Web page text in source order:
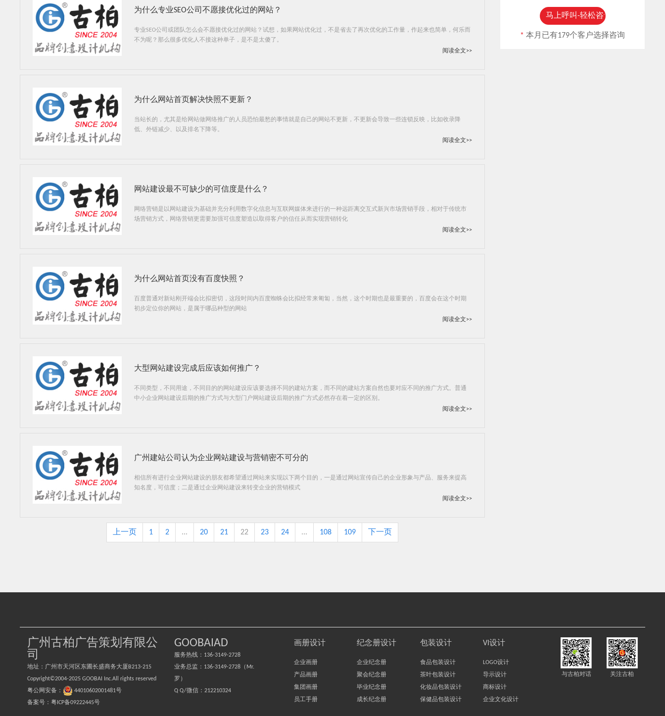
为什么专业SEO公司不愿接优化过的网站？
专业SEO公司或团队怎么会不愿接优化过的网站？试想，如果网站优化过，不是省去了再次优化的工作量，作起来也简单，何乐而
不为呢？那么很多优化人不接这种单子，是不是太傻了。
阅读全文>>
为什么网站首页解决快照不更新？
当站长的，尤其是给网站做网络推广的人员恐怕最愁的事情就是自己的网站不更新，不更新会导致一些连锁反映，比如收录降
低、外链减少、以及排名下降等。
阅读全文>>
网站建设最不可缺少的可信度是什么？
网络营销是以网站建设为基础并充分利用数字化信息与互联网媒体来进行的一种远距离交互式新兴市场营销手段，相对于传统市
场营销方式，网络营销更需要加强可信度塑造以取得客户的信任从而实现营销转化
阅读全文>>
为什么网站首页没有百度快照？
百度普通对新站刚开端会比拟密切，这段时间内百度蜘蛛会比拟经常来匍匐，当然，这个时期也是最重要的，百度会在这个时期
初步定位你的网站，是属于哪品种型的网站
阅读全文>>
大型网站建设完成后应该如何推广？
不同类型，不同用途，不同目的的网站建设应该要选择不同的建站方案，而不同的建站方案自然也要对应不同的推广方式。普通
中小企业网站建设后期的推广方式与大型门户网站建设后期的推广方式必然存在着一定的区别。
阅读全文>>
广州建站公司认为企业网站建设与营销密不可分的
相信所有进行企业网站建设的朋友都希望通过网站来实现以下两个目的，一是通过网站宣传自己的企业形象与产品、服务来提高
知名度，可信度；二是通过企业网站建设来转变企业的营销模式
阅读全文>>
上一页 1 2 ... 20 21 22 23 24 ... 108 109 下一页
*本月已有179个客户选择咨询
广州古柏广告策划有限公
司
地址：广州市天河区东圃长盛商务大厦B213-215
Copyright©2004-2025 GOOBAI Inc.All rights reserved
粤公网安备：
44010602001481号
备案号：粤ICP备09222445号
GOOBAIAD
服务热线：136-3149-2728
业务总监：136-3149-2728（Mr.
罗）
Q Q/微信：212210324
画册设计
企业画册
产品画册
集团画册
员工手册
纪念册设计
企业纪念册
聚会纪念册
毕业纪念册
成长纪念册
包装设计
食品包装设计
茶叶包装设计
化妆品包装设计
保健品包装设计
VI设计
LOGO设计
导示设计
商标设计
企业文化设计
与古柏对话 关注古柏